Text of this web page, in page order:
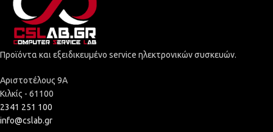
Προϊόντα και εξειδικευμένο service ηλεκτρονικών συσκευών.
Αριστοτέλους 9Α
Κιλκίς - 61100
2341 251 100
info@cslab.gr